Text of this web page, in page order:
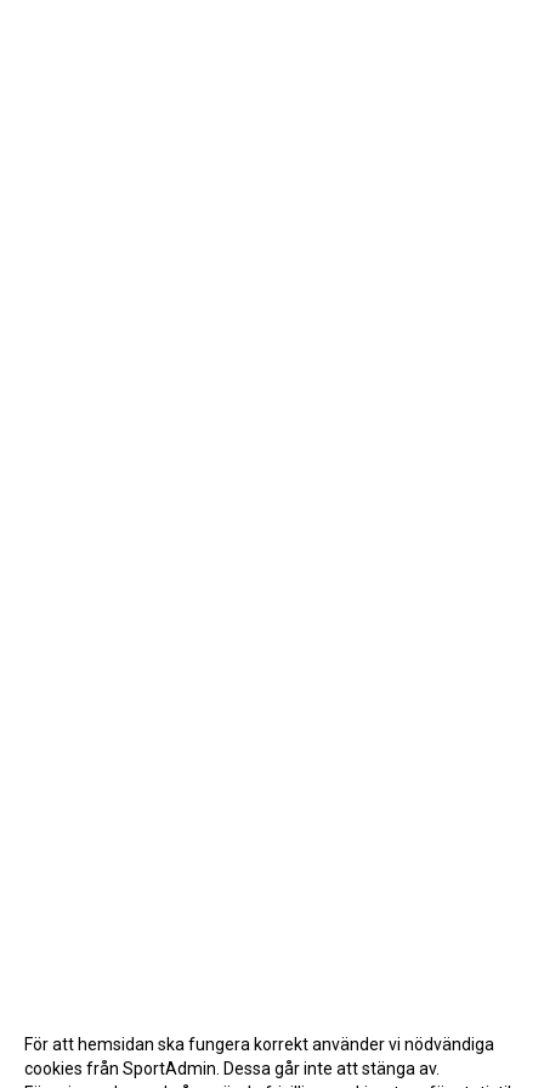
För att hemsidan ska fungera korrekt använder vi nödvändiga
cookies från SportAdmin. Dessa går inte att stänga av.